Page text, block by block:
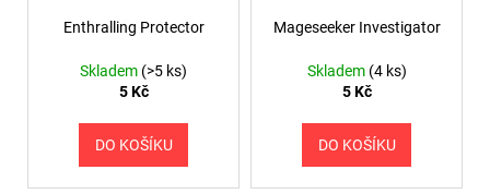
Enthralling Protector
Skladem (>5 ks)
5 Kč
DO KOŠÍKU
Mageseeker Investigator
Skladem (4 ks)
5 Kč
DO KOŠÍKU